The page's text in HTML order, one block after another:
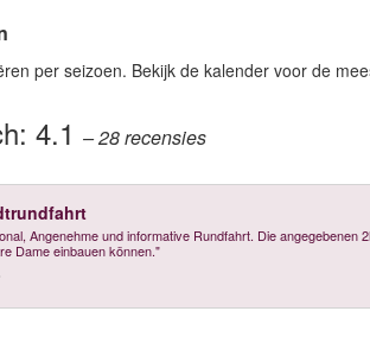
per seizoen. Bekijk de kalender voor de
4.1 – 28recensies
Angenehme und informative Rundfahrt. Die
Dame einbauen können."